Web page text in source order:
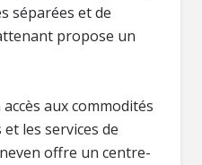
séparées et de
propose un
aux commodités
les services de
offre un centre-